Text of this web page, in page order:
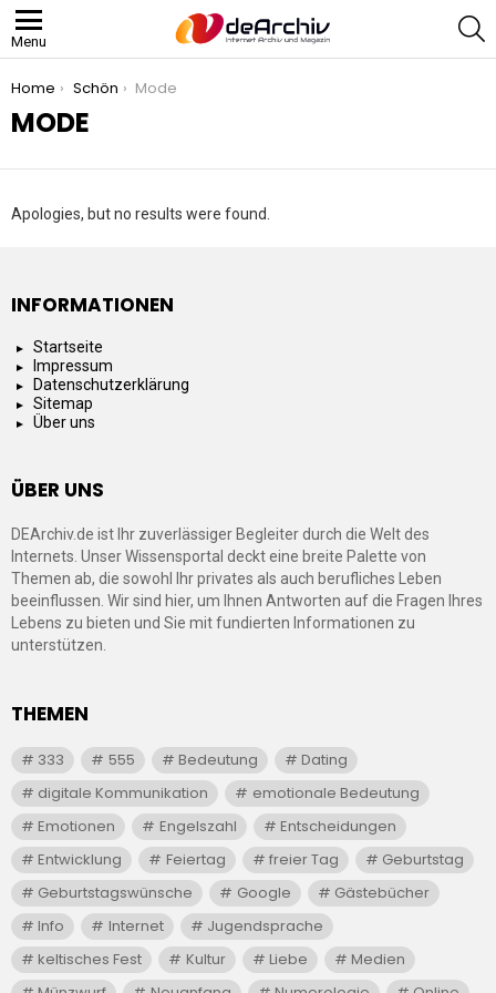
Menu
You are here:
Home Schön Mode
MODE
Apologies, but no results were found.
INFORMATIONEN
Startseite
Impressum
Datenschutzerklärung
Sitemap
Über uns
ÜBER UNS
DEArchiv.de ist Ihr zuverlässiger Begleiter durch die Welt des
Internets. Unser Wissensportal deckt eine breite Palette von
Themen ab, die sowohl Ihr privates als auch berufliches Leben
beeinflussen. Wir sind hier, um Ihnen Antworten auf die Fragen Ihres
Lebens zu bieten und Sie mit fundierten Informationen zu
unterstützen.
THEMEN
333 555 Bedeutung
Dating
digitale Kommunikation
emotionale Bedeutung
Emotionen
Engelszahl
Entscheidungen
Entwicklung
Feiertag freier Tag
Geburtstag
Geburtstagswünsche
Google
Gästebücher
Info
Internet
Jugendsprache
keltisches Fest
Kultur Liebe
Medien